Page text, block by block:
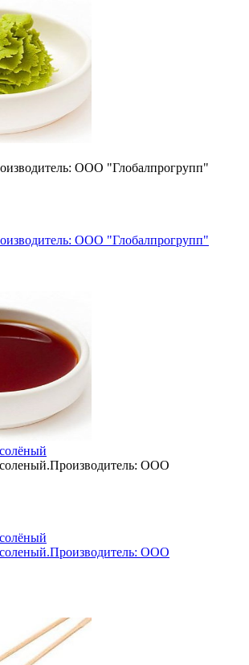
ООО "Глобалпрогрупп"
ООО "Глобалпрогрупп"
ООО
ООО